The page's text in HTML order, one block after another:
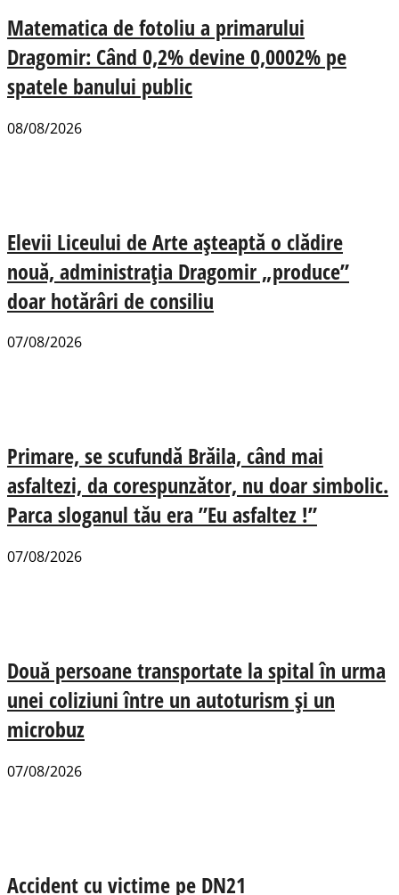
Matematica de fotoliu a primarului
Dragomir: Când 0,2% devine 0,0002% pe
spatele banului public
08/08/2026
Elevii Liceului de Arte așteaptă o clădire
nouă, administrația Dragomir „produce”
doar hotărâri de consiliu
07/08/2026
Primare, se scufundă Brăila, când mai
asfaltezi, da corespunzător, nu doar simbolic.
Parca sloganul tău era ”Eu asfaltez !”
07/08/2026
Două persoane transportate la spital în urma
unei coliziuni între un autoturism și un
microbuz
07/08/2026
Accident cu victime pe DN21